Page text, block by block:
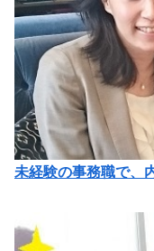
未経験の事務職で、